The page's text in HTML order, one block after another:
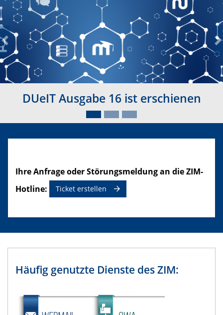
DUeIT Ausgabe 16 ist erschienen
Previous
Ihre Anfrage oder Störungsmeldung an die ZIM-
Hotline:
Ticket erstellen
Häufig genutzte Dienste des ZIM: